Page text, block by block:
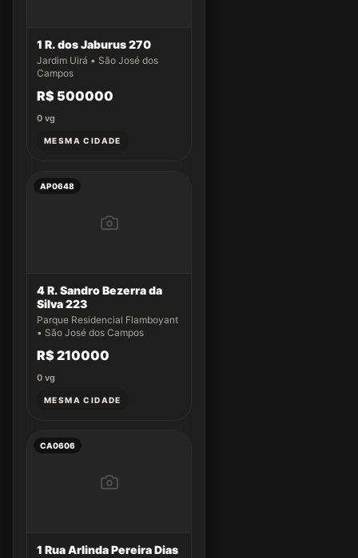
1 R. dos Jaburus 270
Jardim Uirá • São José dos
Campos
R$ 500000
0 vg
MESMA CIDADE
AP0648
4 R. Sandro Bezerra da
Silva 223
Parque Residencial Flamboyant
• São José dos Campos
R$ 210000
0 vg
MESMA CIDADE
CA0606
1 Rua Arlinda Pereira Dias